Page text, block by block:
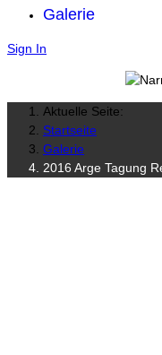
Galerie
Sign In
Aktuelle Seite:
Startseite
Galerie
2016 Arge Tagung